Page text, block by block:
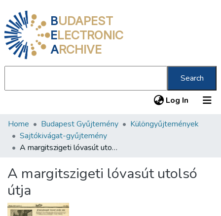
BUDAPEST
ELECTRONIC
ARCHIVE
Search
Log In (current)
Communities & Collections
All of DSpace
About us
Home Budapest Gyűjtemény
Különgyűjtemények
Sajtókivágat-gyűjtemény
A margitszigeti lóvasút utolsó útja
A margitszigeti lóvasút utolsó
útja